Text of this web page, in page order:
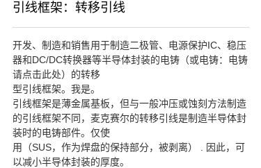
联系
引线框架：转移引线
开发、制造和销售用于制造二极管、电源保护IC、稳压
器和DC/DC转换器等半导体封装的电铸（或电铸：电铸
请点击此处）的转移
型引线框架。我是。
引线框架是薄金属基板，但与一般冲压或蚀刻方法制造
的引线框架不同，麦克赛尔的转移引线是制造半导体封
装时的电铸部件。仅使
用（SUS，作为焊盘的保持部分，被剥离） . 因此，可
以减小半导体封装的厚度。